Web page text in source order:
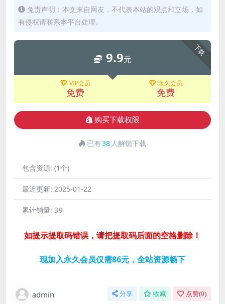
免责声明：本文来自网友，不代表本站的观点和立场，如
有侵权请联系本平台处理。
下载
9.9元
VIP会员
免费
永久会员
免费
购买下载权限
已有38 人解锁下载
包含资源: (1个)
最近更新: 2025-01-22
累计销量: 38
如提示提取码错误，请把提取码后面的空格删除！
现加入永久会员仅需86元，全站资源畅下
admin 分享 收藏 点赞(0)